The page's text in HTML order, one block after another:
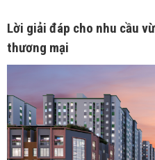
Lời giải đáp cho nhu cầu
thương mại